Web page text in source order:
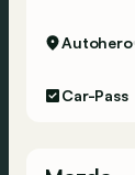
Autohero
Car-Pass